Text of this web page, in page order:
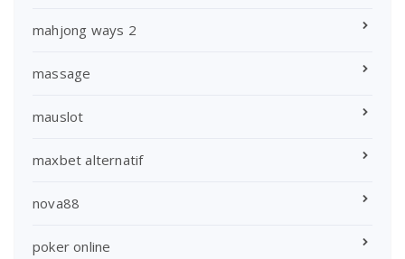
mahjong ways 2
massage
mauslot
maxbet alternatif
nova88
poker online